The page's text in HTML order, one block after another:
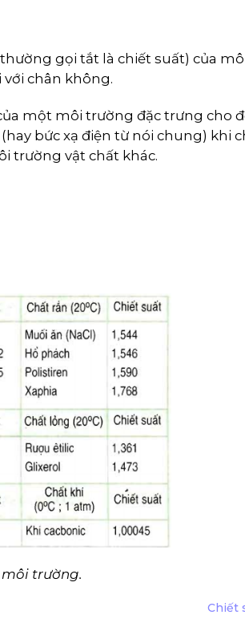
gọi tắt là chiết suất) của
chân không.
một môi trường đặc trưng cho
bức xạ điện từ nói chung) khi
trường vật chất khác.
trường.
Chiết